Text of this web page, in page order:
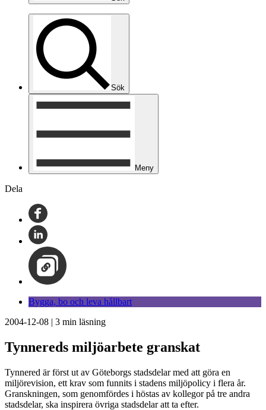
Sök
Meny
Dela
Bygga, bo och leva hållbart
2004-12-08 | 3 min läsning
Tynnereds miljöarbete granskat
Tynnered är först ut av Göteborgs stadsdelar med att göra en
miljörevision, ett krav som funnits i stadens miljöpolicy i flera år.
Granskningen, som genomfördes i höstas av kollegor på tre andra
stadsdelar, ska inspirera övriga stadsdelar att ta efter.